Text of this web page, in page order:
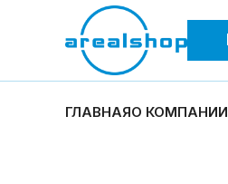
ГЛАВНАЯО КОМПАНИИ